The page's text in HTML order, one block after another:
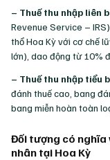
– Thuế thu nhập liên
Revenue Service –
thổ Hoa Kỳ với cơ chế
lớn), dao động từ 10%
– Thuế thu nhập tiểu
đánh thuế cao, bang
bang miễn hoàn toàn
Đối tượng có nghĩa
nhân tại Hoa Kỳ